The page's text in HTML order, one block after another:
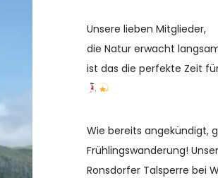
Unsere lieben Mitglieder,
die Natur erwacht
ist das die perfekte Zeit
Wie bereits angekündigt,
Frühlingswanderung!
Ronsdorfer Talsperre bei